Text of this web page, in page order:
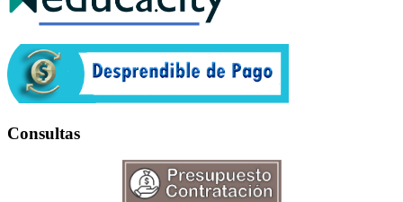
Consultas